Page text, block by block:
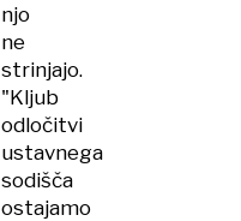
njo
ne
strinjajo.
"Kljub
odločitvi
ustavnega
sodišča
ostajamo